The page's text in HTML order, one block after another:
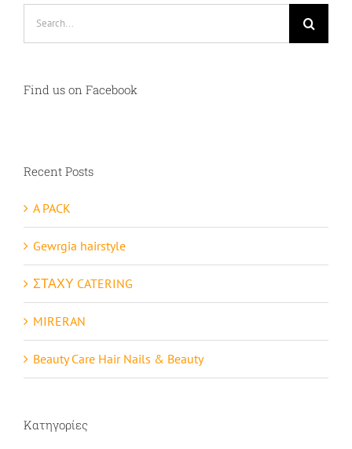
Find us on Facebook
Recent Posts
A PACK
Gewrgia hairstyle
ΣΤΑΧΥ CATERING
MIRERAN
Beauty Care Hair Nails & Beauty
Κατηγορίες